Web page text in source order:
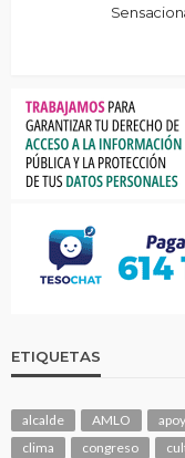
ETIQUETAS
alcalde AMLO
clima
congreso